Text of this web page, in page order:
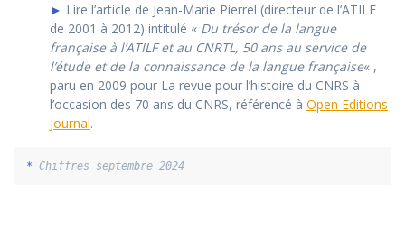
► Lire l’article de Jean-Marie Pierrel (directeur de l’ATILF
de 2001 à 2012) intitulé « Du trésor de la langue
française à l’ATILF et au CNRTL, 50 ans au service de
l’étude et de la connaissance de la langue française« ,
paru en 2009 pour La revue pour l’histoire du CNRS à
l’occasion des 70 ans du CNRS, référencé à Open Editions
Journal.
* Chiffres septembre 2024